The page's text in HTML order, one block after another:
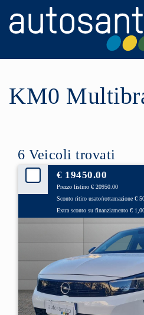
KM0
6 Veicoli trovati
€ 19450.00
Prezzo listino € 20950.00
Sconto ritiro usato/rottamazione €
Extra sconto su finanziamento €